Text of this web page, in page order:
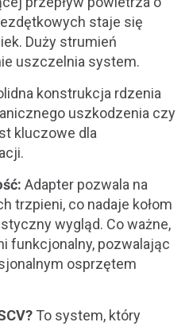
staje się
Duży strumień
uszczelnia system.
konstrukcja rdzenia
uszkodzenia czy
kluczowe dla
Adapter pozwala na
trzpieni, co nadaje kołom
wygląd. Co ważne,
funkcjonalny, pozwalając
osprzętem
To system, który